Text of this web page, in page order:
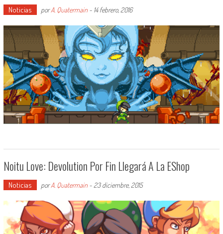
Noticias porA. Quatermain- 14 febrero, 2016
Noitu Love: Devolution Por Fin Llegará A La EShop
Noticias porA. Quatermain- 23 diciembre, 2015